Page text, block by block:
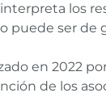
los
puede ser de
en 2022
de los